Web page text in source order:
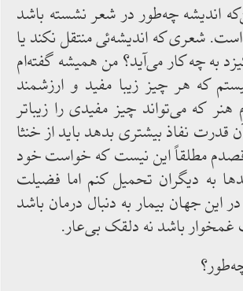
‌اندیشه چه‌طور در شعر نشسته ‌باشد
شعری که‌ اندیشه‌ئی منتقل نکند یا
به ‌چه ‌کار می‌آید؟ من همیشه‌ گفته‌ام
که هر چیز زیبا مفید و ارزشمند
که می‌تواند چیز مفیدی را زیباتر
قدرت نفاذ بیشتری بدهد باید از خنثا
مطلقاً این‌ نیست‌ که خواست خود
به ‌دیگران تحمیل ‌کنم ‌اما فضیلت
این‌ جهان بیمار به دنبال درمان باشد
غمخوار باشد نه ‌دلقک‌ بی‌عار.